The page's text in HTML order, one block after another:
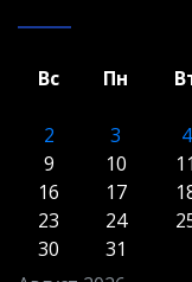
Вс Пн
2
3 4
9
10 11
16
17
23
24
30
31